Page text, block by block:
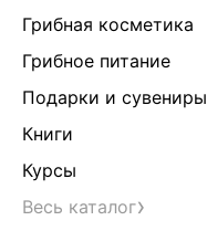
Грибная косметика
Грибное питание
Подарки и сувениры
Книги
Курсы
Весь каталог›